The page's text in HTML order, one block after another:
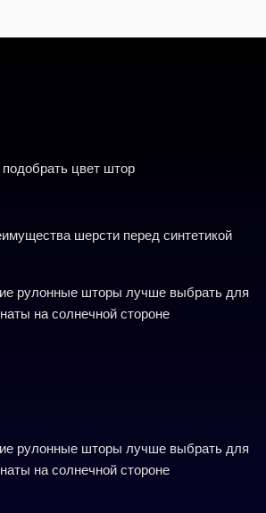
подобрать цвет штор
шерсти перед синтетикой
рулонные шторы лучше выбрать для
на солнечной стороне
рулонные шторы лучше выбрать для
на солнечной стороне